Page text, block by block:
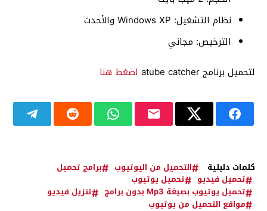
نظام التشغيل: Windows XP والأحدث
الترخيص: مجاني
لتحميل برنامج atube catcher
اضغط هنا
كلمات دليلية التحميل من اليوتيوب
برامج تحميل
تحميل فيديو
تحميل يوتيوب
تحميل يوتيوب بصيغة Mp3 بدون برامج
تنزيل فيديو
مواقع التحميل من يوتيوب